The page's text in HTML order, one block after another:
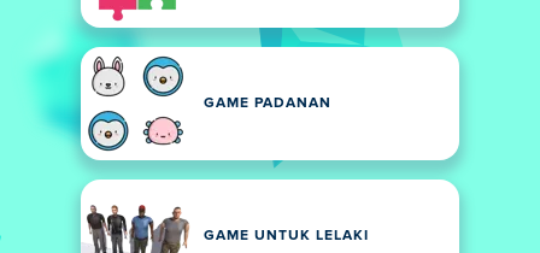
GAME PADANAN
GAME UNTUK LELAKI